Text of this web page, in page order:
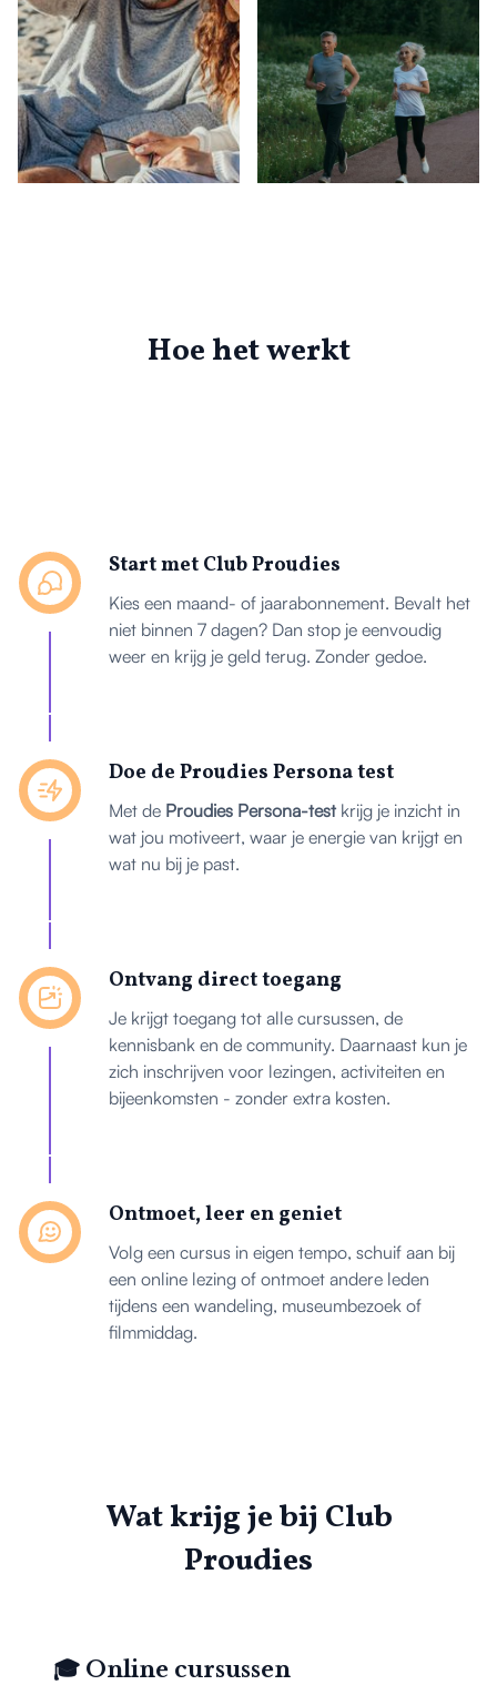
Hoe het werkt
Start met Club Proudies
Kies een maand- of jaarabonnement. Bevalt het
niet binnen 7 dagen? Dan stop je eenvoudig
weer en krijg je geld terug. Zonder gedoe.
Doe de Proudies Persona test
Met de Proudies Persona-test krijg je inzicht in
wat jou motiveert, waar je energie van krijgt en
wat nu bij je past.
Ontvang direct toegang
Je krijgt toegang tot alle cursussen, de
kennisbank en de community. Daarnaast kun je
zich inschrijven voor lezingen, activiteiten en
bijeenkomsten - zonder extra kosten.
Ontmoet, leer en geniet
Volg een cursus in eigen tempo, schuif aan bij
een online lezing of ontmoet andere leden
tijdens een wandeling, museumbezoek of
filmmiddag.
Wat krijg je bij Club
Proudies
🎓 Online cursussen